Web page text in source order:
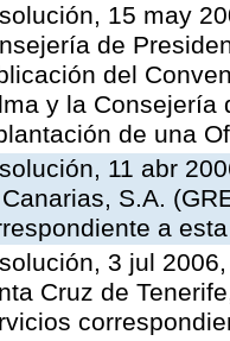
15 may
de
del
y la Consejería
de una
11 abr
S.A.
a
3 jul
Cruz de